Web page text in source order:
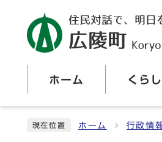
ホーム くら
現在位置 ホーム 行政情